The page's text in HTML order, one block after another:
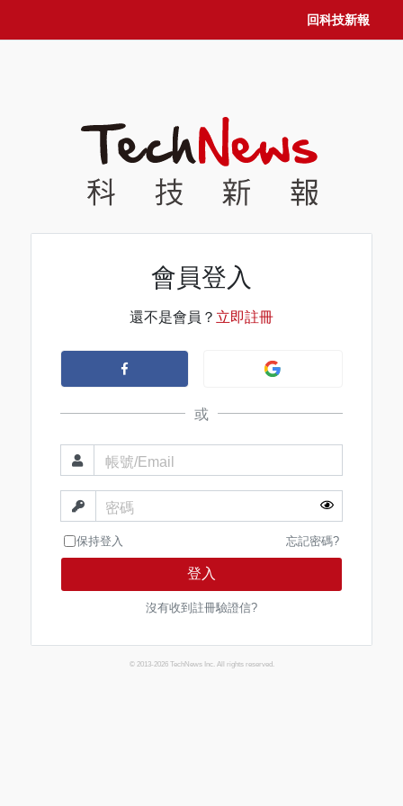
回科技新報
會員登入
還不是會員？ 立即註冊
或
帳號/Email
密碼
保持登入 忘記密碼?
登入
沒有收到註冊驗證信?
© 2013-2026 TechNews Inc. All rights reserved.